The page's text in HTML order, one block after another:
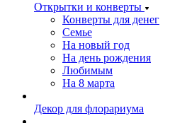
Открытки и конверты
Конверты для денег
Семье
На новый год
На день рождения
Любимым
На 8 марта
Декор для флорариума